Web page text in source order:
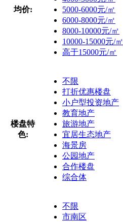
均价:
5000-6000元/㎡
6000-8000元/㎡
8000-10000元/㎡
10000-15000元/㎡
高于15000元/㎡
楼盘特
色:
不限
打折优惠楼盘
小户型投资地产
教育地产
旅游地产
宜居生态地产
海景房
公园地产
合作楼盘
综合体
不限
市南区